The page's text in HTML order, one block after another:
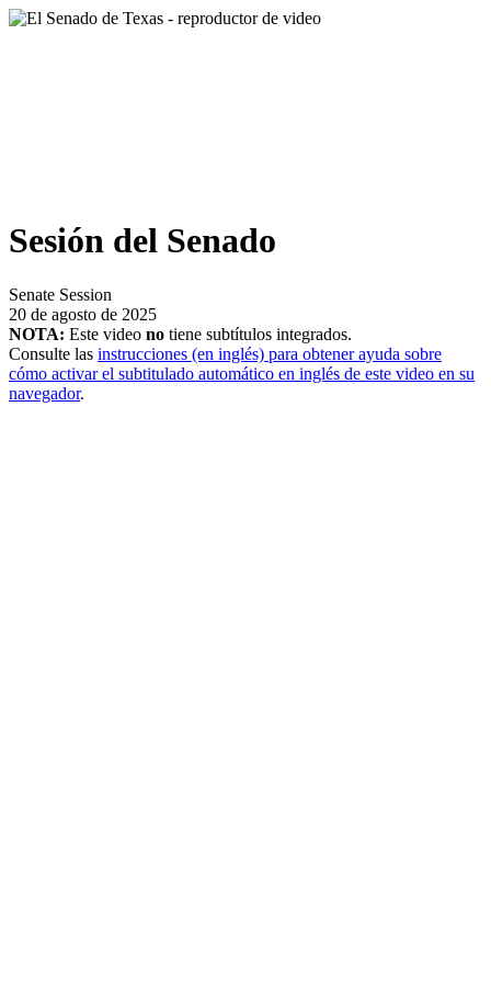
Sesión del Senado
Senate Session
20 de agosto de 2025
NOTA: Este video no tiene subtítulos integrados.
Consulte las instrucciones (en inglés) para obtener ayuda sobre
cómo activar el subtitulado automático en inglés de este video en su
navegador.